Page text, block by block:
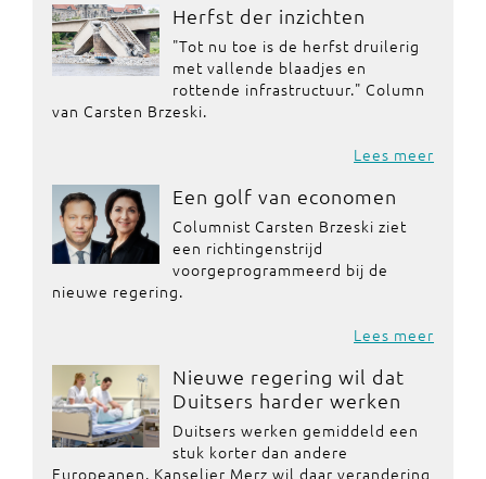
Herfst der inzichten
"Tot nu toe is de herfst druilerig
met vallende blaadjes en
rottende infrastructuur." Column
van Carsten Brzeski.
Lees meer
Een golf van economen
Columnist Carsten Brzeski ziet
een richtingenstrijd
voorgeprogrammeerd bij de
nieuwe regering.
Lees meer
Nieuwe regering wil dat
Duitsers harder werken
Duitsers werken gemiddeld een
stuk korter dan andere
Europeanen. Kanselier Merz wil daar verandering